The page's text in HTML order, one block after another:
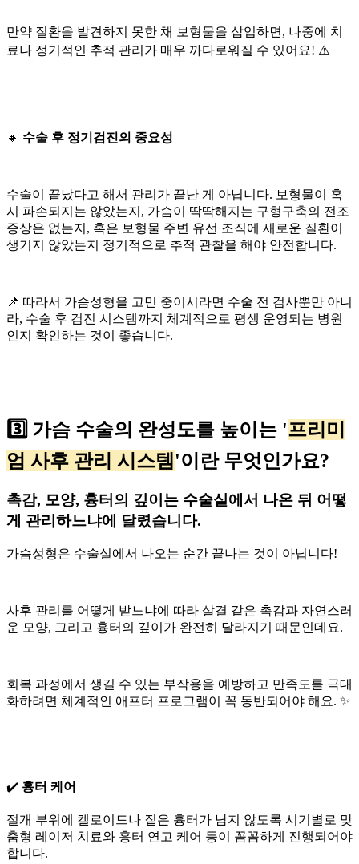
만약 질환을 발견하지 못한 채 보형물을 삽입하면, 나중에 치
료나 정기적인 추적 관리가 매우 까다로워질 수 있어요! ⚠️
🔸 수술 후 정기검진의 중요성
수술이 끝났다고 해서 관리가 끝난 게 아닙니다. 보형물이 혹
시 파손되지는 않았는지, 가슴이 딱딱해지는 구형구축의 전조
증상은 없는지, 혹은 보형물 주변 유선 조직에 새로운 질환이
생기지 않았는지 정기적으로 추적 관찰을 해야 안전합니다.
📌 따라서 가슴성형을 고민 중이시라면 수술 전 검사뿐만 아니
라, 수술 후 검진 시스템까지 체계적으로 평생 운영되는 병원
인지 확인하는 것이 좋습니다.
3️⃣ 가슴 수술의 완성도를 높이는 '프리미
엄 사후 관리 시스템'이란 무엇인가요?
촉감, 모양, 흉터의 깊이는 수술실에서 나온 뒤 어떻
게 관리하느냐에 달렸습니다.
가슴성형은 수술실에서 나오는 순간 끝나는 것이 아닙니다!
사후 관리를 어떻게 받느냐에 따라 살결 같은 촉감과 자연스러
운 모양, 그리고 흉터의 깊이가 완전히 달라지기 때문인데요.
회복 과정에서 생길 수 있는 부작용을 예방하고 만족도를 극대
화하려면 체계적인 애프터 프로그램이 꼭 동반되어야 해요. ✨
✔️ 흉터 케어
절개 부위에 켈로이드나 짙은 흉터가 남지 않도록 시기별로 맞
춤형 레이저 치료와 흉터 연고 케어 등이 꼼꼼하게 진행되어야
합니다.